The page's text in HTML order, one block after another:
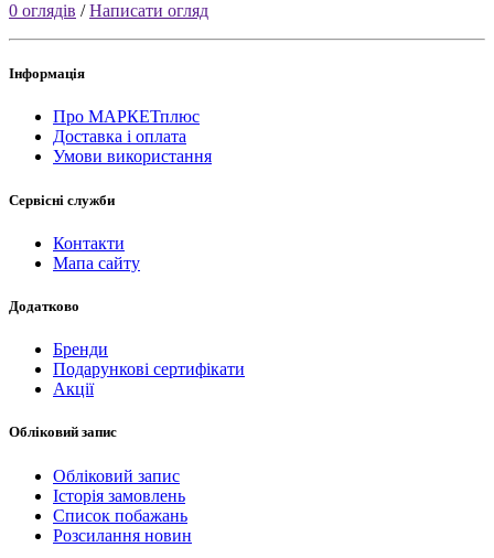
0 оглядів /Написати огляд
Інформація
Про МАРКЕТплюс
Доставка і оплата
Умови використання
Сервісні служби
Контакти
Мапа сайту
Додатково
Бренди
Подарункові сертифікати
Акції
Обліковий запис
Обліковий запис
Історія замовлень
Список побажань
Розсилання новин